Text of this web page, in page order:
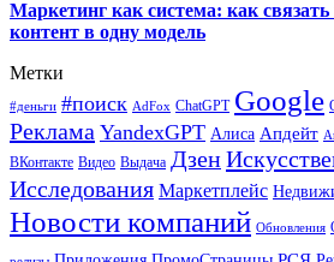
Маркетинг как система: как
контент в одну модель
Метки
#деньги #поиск AdFox ChatGPT Google
Реклама YandexGPT Алиса Апдейт
ВКонтакте Видео Выдача Дзен
Исследования Маркетплейс
Новости компаний Обновления